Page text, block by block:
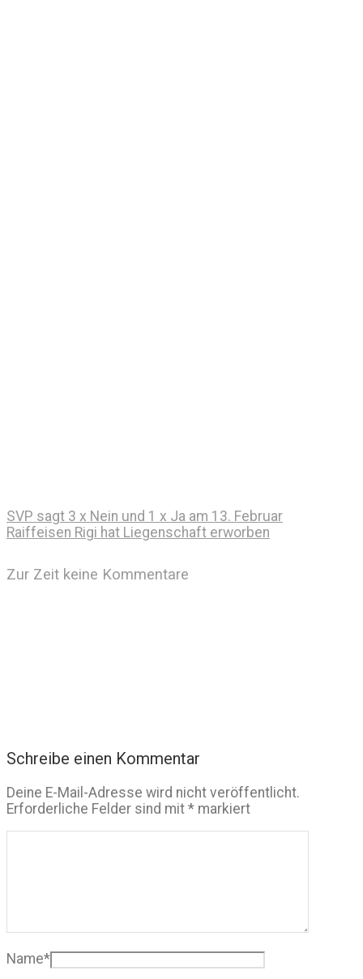
SVP sagt 3 x Nein und 1 x Ja am 13. Februar
Raiffeisen Rigi hat Liegenschaft erworben
Zur Zeit keine Kommentare
Schreibe einen Kommentar
Deine E-Mail-Adresse wird nicht veröffentlicht.
Erforderliche Felder sind mit * markiert
Name*